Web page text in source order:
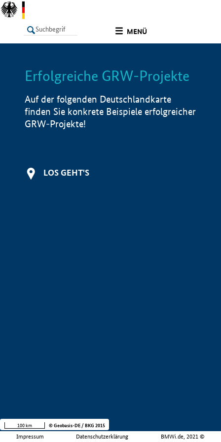
MENÜ
LISTE Info
Erfolgreiche GRW-Projekte
Auf der folgenden Deutschlandkarte
finden Sie konkrete Beispiele erfolgreicher
GRW-Projekte!
LOS GEHT'S
Impressum Datenschutzerklärung BMWi.de, 2021 ©
100 km © Geobasis-DE / BKG 2015